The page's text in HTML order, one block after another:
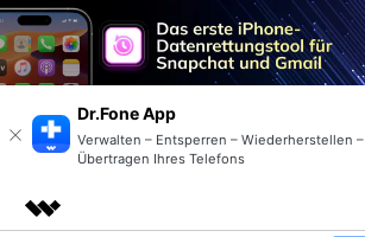
Dr.Fone App
Verwalten – Entsperren – Wiederherstellen –
Übertragen Ihres Telefons